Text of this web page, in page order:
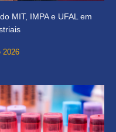
MIT, IMPA e UFAL em
2026